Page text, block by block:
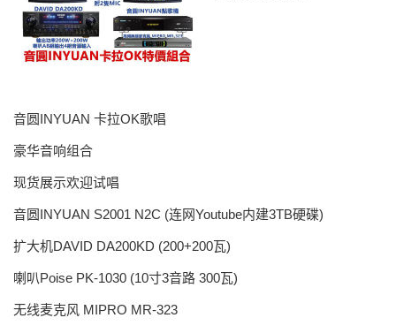
音圆INYUAN 卡拉OK歌唱
豪华音响组合
现货展示欢迎试唱
音圆INYUAN S2001 N2C (连网Youtube内建3TB硬碟)
扩大机DAVID DA200KD (200+200瓦)
喇叭Poise PK-1030 (10寸3音路 300瓦)
无线麦克风 MIPRO MR-323